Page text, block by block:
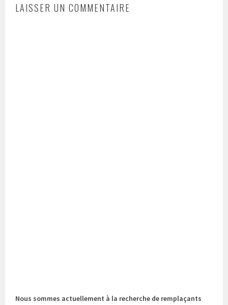
LAISSER UN COMMENTAIRE
Nous sommes actuellement à la recherche de remplaçants